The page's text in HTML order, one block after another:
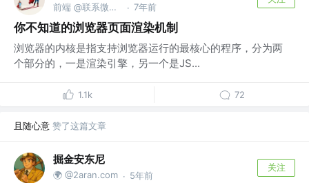
前端 @联系微信frontJS · 7年前
你不知道的浏览器页面渲染机制
浏览器的内核是指支持浏览器运行的最核心的程序，分为两
个部分的，一是渲染引擎，另一个是JS...
1.1k 72
且随心意 赞了这篇文章
掘金安东尼
🌍 @2aran.com · 5年前
关注